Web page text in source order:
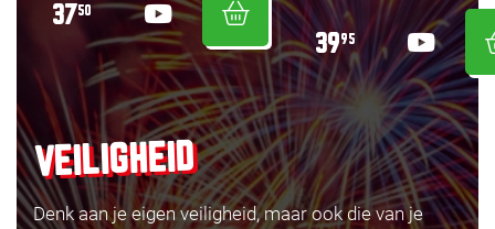
3750
3995
VEILIGHEID
Denk aan je eigen veiligheid, maar ook die van je